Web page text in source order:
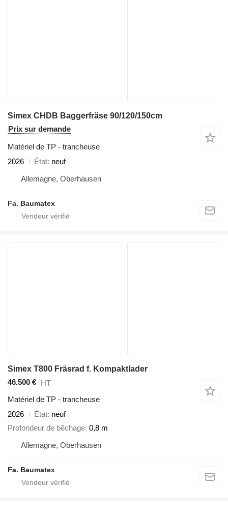
Simex CHDB Baggerfräse 90/120/150cm
Prix sur demande
Matériel de TP - trancheuse
2026
État neuf
Allemagne, Oberhausen
Fa. Baumatex
Simex T800 Fräsrad f. Kompaktlader
46.500 € HT
Matériel de TP - trancheuse
2026
État neuf
Profondeur de bêchage 0,8 m
Allemagne, Oberhausen
Fa. Baumatex